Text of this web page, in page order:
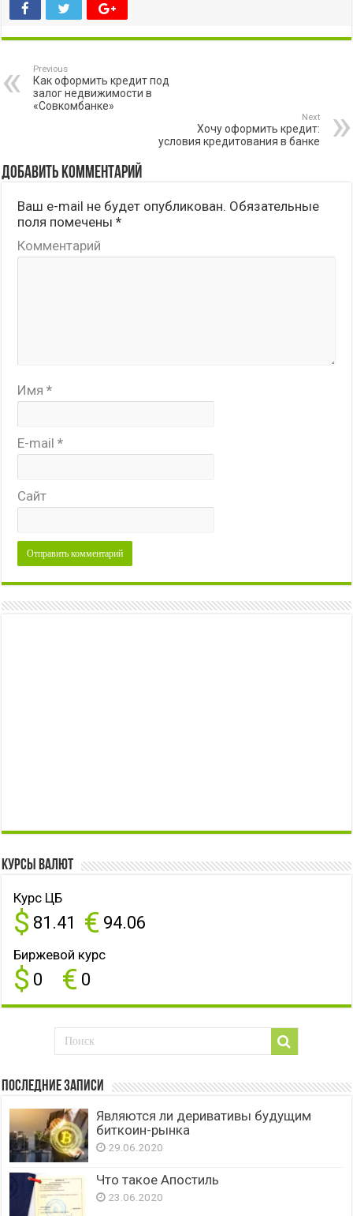
Previous
Как оформить кредит под
залог недвижимости в
«Совкомбанке»
Next
Хочу оформить кредит:
условия кредитования в банке
Добавить комментарий
Ваш e-mail не будет опубликован. Обязательные
поля помечены*
Комментарий
Имя*
E-mail*
Сайт
Курсы валют
Курс ЦБ
$ 81.41 € 94.06
Биржевой курс
$ 0 € 0
Последние записи
Являются ли деривативы будущим
биткоин-рынка
29.06.2020
Что такое Апостиль
23.06.2020